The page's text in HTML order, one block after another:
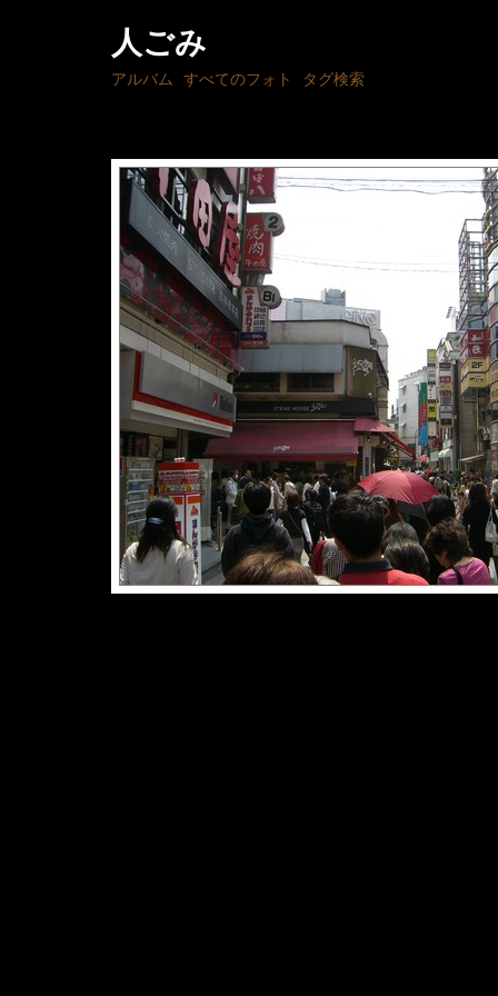
人ごみ
アルバム すべてのフォト タグ検索